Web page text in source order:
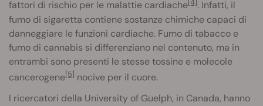
fattori di rischio per le malattie cardiache[4]. Infatti, il
fumo di sigaretta contiene sostanze chimiche capaci di
danneggiare le funzioni cardiache. Fumo di tabacco e
fumo di cannabis si differenziano nel contenuto, ma in
entrambi sono presenti le stesse tossine e molecole
cancerogene[5] nocive per il cuore.
I ricercatori della University of Guelph, in Canada, hanno